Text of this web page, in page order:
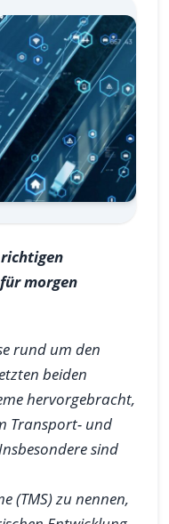
morgen
rund um den
beiden
hervorgebracht,
Transport- und
sind
(TMS) zu nennen,